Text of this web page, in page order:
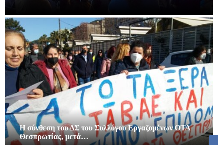
Η σύνθεση του ΔΣ του Συλλόγου Εργαζομένων ΟΤΑ
Θεσπρωτίας, μετά…